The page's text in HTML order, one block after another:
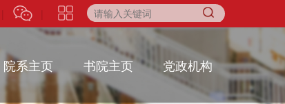
| |
院系主页 书院主页 党政机构